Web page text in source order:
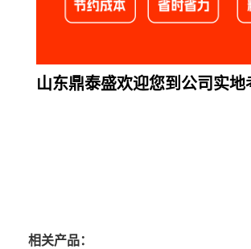
山东鼎泰盛欢迎您到公司实地
相关产品：